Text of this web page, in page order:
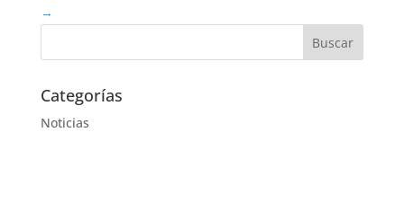
→
Categorías
Noticias